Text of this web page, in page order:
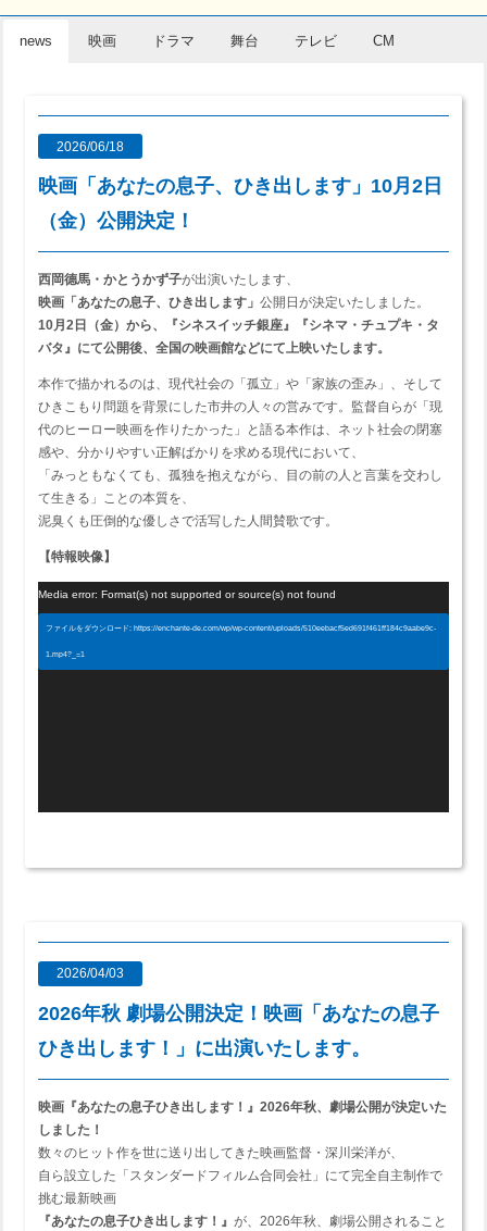
news 映画 ドラマ 舞台 テレビ CM
2026/06/18
映画「あなたの息子、ひき出します」10月2日
（金）公開決定！
西岡德馬・かとうかず子が出演いたします、
映画「あなたの息子、ひき出します」 公開日が決定いたしました。
10月2日（金）から、『シネスイッチ銀座』『シネマ・チュプキ・タ
バタ』にて公開後、全国の映画館などにて上映いたします。
本作で描かれるのは、現代社会の「孤立」や「家族の歪み」、そして
ひきこもり問題を背景にした市井の人々の営みです。監督自らが「現
代のヒーロー映画を作りたかった」と語る本作は、ネット社会の閉塞
感や、分かりやすい正解ばかりを求める現代において、
「みっともなくても、孤独を抱えながら、目の前の人と言葉を交わし
て生きる」ことの本質を、
泥臭くも圧倒的な優しさで活写した人間賛歌です。
【特報映像】
動
画
レ
Media error: Format(s) not supported or source(s) not found
ファイルをダウンロード: https://enchante-de.com/wp/wp-content/uploads/510eebacf5ed691f461ff184c9aabe9c-
1.mp4?_=1
2026/04/03
2026年秋 劇場公開決定！映画「あなたの息子
ひき出します！」に出演いたします。
映画『あなたの息子ひき出します！』2026年秋、劇場公開が決定いた
しました！
数々のヒット作を世に送り出してきた映画監督・深川栄洋が、
自ら設立した「スタンダードフィルム合同会社」にて完全自主制作で
挑む最新映画
『あなたの息子ひき出します！』 が、2026年秋、劇場公開されること